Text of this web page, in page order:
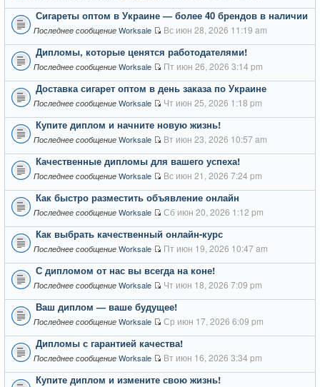
Сигареты оптом в Украине — более 40 брендов в наличии
Последнее сообщение Worksale Вс июн 28, 2026 11:19 am
Дипломы, которые ценятся работодателями!
Последнее сообщение Worksale Пт июн 26, 2026 3:14 pm
Доставка сигарет оптом в день заказа по Украине
Последнее сообщение Worksale Чт июн 25, 2026 1:18 pm
Купите диплом и начните новую жизнь!
Последнее сообщение Worksale Вт июн 23, 2026 10:57 am
Качественные дипломы для вашего успеха!
Последнее сообщение Worksale Вс июн 21, 2026 7:24 pm
Как быстро разместить объявление онлайн
Последнее сообщение Worksale Сб июн 20, 2026 1:12 pm
Как выбрать качественный онлайн-курс
Последнее сообщение Worksale Пт июн 19, 2026 10:47 am
С дипломом от нас вы всегда на коне!
Последнее сообщение Worksale Чт июн 18, 2026 7:09 pm
Ваш диплом — ваше будущее!
Последнее сообщение Worksale Ср июн 17, 2026 6:09 pm
Дипломы с гарантией качества!
Последнее сообщение Worksale Вт июн 16, 2026 3:34 pm
Купите диплом и измените свою жизнь!